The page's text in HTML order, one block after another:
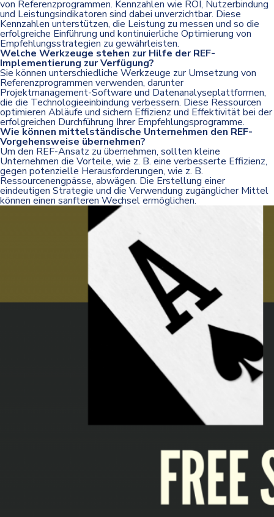
von Referenzprogrammen. Kennzahlen wie ROI, Nutzerbindung
und Leistungsindikatoren sind dabei unverzichtbar. Diese
Kennzahlen unterstützen, die Leistung zu messen und so die
erfolgreiche Einführung und kontinuierliche Optimierung von
Empfehlungsstrategien zu gewährleisten.
Welche Werkzeuge stehen zur Hilfe der REF-
Implementierung zur Verfügung?
Sie können unterschiedliche Werkzeuge zur Umsetzung von
Referenzprogrammen verwenden, darunter
Projektmanagement-Software und Datenanalyseplattformen,
die die Technologieeinbindung verbessern. Diese Ressourcen
optimieren Abläufe und sichern Effizienz und Effektivität bei der
erfolgreichen Durchführung Ihrer Empfehlungsprogramme.
Wie können mittelständische Unternehmen den REF-
Vorgehensweise übernehmen?
Um den REF-Ansatz zu übernehmen, sollten kleine
Unternehmen die Vorteile, wie z. B. eine verbesserte Effizienz,
gegen potenzielle Herausforderungen, wie z. B.
Ressourcenengpässe, abwägen. Die Erstellung einer
eindeutigen Strategie und die Verwendung zugänglicher Mittel
können einen sanfteren Wechsel ermöglichen.